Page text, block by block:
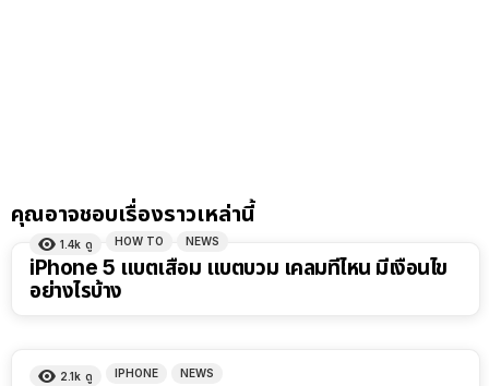
คุณอาจชอบเรื่องราวเหล่านี้
1.4k ดู HOW TO NEWS
iPhone 5 แบตเสื่อม แบตบวม เคลมที่ไหน มีเงื่อนไข
อย่างไรบ้าง
2.1k ดู IPHONE NEWS